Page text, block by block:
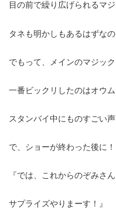
目の前で繰り広げられるマ
タネも明かしもあるはずな
でもって、メインのマジッ
一番ビックリしたのはオウ
スタンバイ中にものすごい
で、ショーが終わった後に！
『では、これからのぞみさ
サプライズやりまーす！』